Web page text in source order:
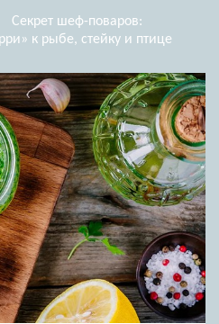
Секрет шеф-поваров:
к рыбе, стейку и птице